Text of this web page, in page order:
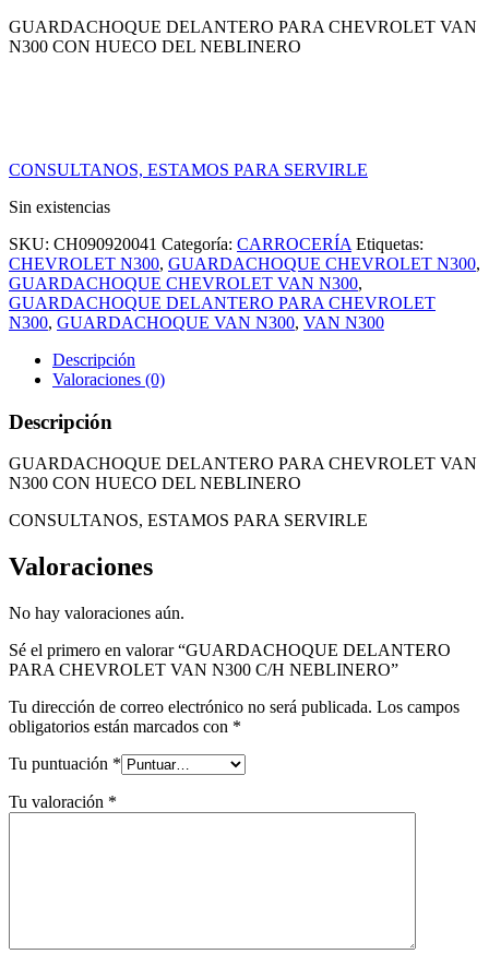
GUARDACHOQUE DELANTERO PARA CHEVROLET VAN
N300 CON HUECO DEL NEBLINERO
CONSULTANOS, ESTAMOS PARA SERVIRLE
Sin existencias
SKU: CH090920041 Categoría: CARROCERÍA Etiquetas:
CHEVROLET N300, GUARDACHOQUE CHEVROLET N300,
GUARDACHOQUE CHEVROLET VAN N300,
GUARDACHOQUE DELANTERO PARA CHEVROLET
N300, GUARDACHOQUE VAN N300, VAN N300
Descripción
Valoraciones (0)
Descripción
GUARDACHOQUE DELANTERO PARA CHEVROLET VAN
N300 CON HUECO DEL NEBLINERO
CONSULTANOS, ESTAMOS PARA SERVIRLE
Valoraciones
No hay valoraciones aún.
Sé el primero en valorar “GUARDACHOQUE DELANTERO
PARA CHEVROLET VAN N300 C/H NEBLINERO”
Tu dirección de correo electrónico no será publicada. Los campos
obligatorios están marcados con *
Tu puntuación *
Tu valoración *